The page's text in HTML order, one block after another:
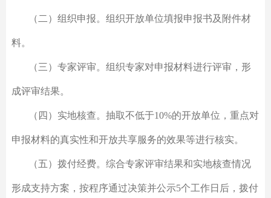
（二）组织申报。组织开放单位填报申报书及附件材
料。
（三）专家评审。组织专家对申报材料进行评审，形
成评审结果。
（四）实地核查。抽取不低于10%的开放单位，重点对
申报材料的真实性和开放共享服务的效果等进行核实。
（五）拨付经费。综合专家评审结果和实地核查情况
形成支持方案，按程序通过决策并公示5个工作日后，拨付